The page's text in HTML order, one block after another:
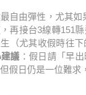
自由彈性，尤其
再接台3線轉151
（尤其收假時往
議 ：假日請「早
假日仍是一位難求